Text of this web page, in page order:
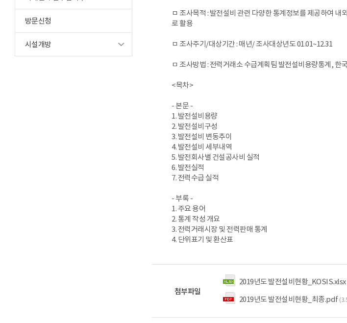
방문신청
시설개방
ㅁ 조사목적 : 발전설비 관련 다양한 통계정보를 제공하여
로 활용
ㅁ 조사주기/대상기간 : 매년/ 조사대상년도 01.01~12.31
ㅁ 조사방법 : 전력거래소 수급계획팀 발전설비용량통계, 한
<목차>
- 본문 -
1. 발전설비용량
2. 발전설비구성
3. 발전설비 변동추이
4. 발전설비 세부내역
5. 발전회사별 건설공사비 실적
6. 발전실적
7. 전력수급 실적
- 부록 -
1. 주요 용어
2. 통계 작성 개요
3. 전력거래시장 및 전력판매 통계
4. 단위표기 및 환산표
첨부파일
2019년도 발전설비현황_KOSIS.xlsx
2019년도 발전설비현황_최종.pdf